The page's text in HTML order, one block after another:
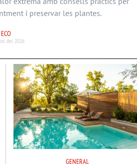
i preservar les plantes.
ECO
del 2026
GENERAL